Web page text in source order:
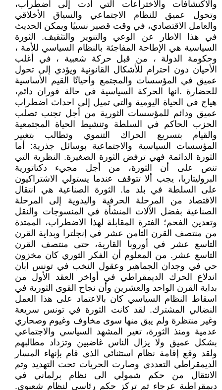
والاكتشافات والاختراعات التي أدت إلى اضطراب،
وتحول عميق للنظام الاجتماعي والسياق الأخلاقي
والعامل الاقتصادي، في وقت قصير نسبيًا ويمكن الحديث
في هذا الاطار عن الوعي والتنوير والتثقيف. الثورة
السياسية هي الإطاحة المفاجئة بالنظام السياسي للأمة ،
وحكومة الدولة ، من قبل حركة شعبية ، في أغلب
الأحيان دون احترام للأشكال القانونية ويؤدي إلى تحول
عميق في المؤسسات والمجتمع وأحيانًا القيم الأساسية
للحضارة .انها الحركة السياسية في حالة فوران دائم،
هياج في الحياة اليومية والتي تميل إلى احداث اضطراب
عميق ودائم للمؤسسات الثورية من أجل تجنب تصلب
الحزب الحاكم في السلطة وتنشيط الحياة المجتمعية
والقيام بتسريع الحراك التنموي وتطالب بتغيير
المؤسسات السياسية والاجتماعية بوسائل جذرية: أما
الثورة الدائمة فهي ترفض الثورة الصغيرة. النظرية التي
تنص على أن الثورة، من أجل مجيء دكتاتورية
البروليتاريا، يجب ألا تتوقف عندما يستولي الاشتراكيون
على السلطة في بلد ما. الثورة الصناعية هي انتقال
الاقتصاد من المرحلة الحرفية واليدوية إلى المرحلة
الصناعية بفضل الآلات المنشأة في المنسوجات والنقل
وتعدين الفحم؛ الفترة المقابلة لهذا الاضطراب، الممتدة
من منتصف القرن الثامن عشر في إنجلترا وبداية القرن
التاسع عشر في أوروبا القارية، حتى منتصف القرن
التاسع عشر. من المعلوم أن الفكر الثوري كان مخزون
حي في وجدان الجماهير وعقول النخب في تونس ابان
اندلاع الحرك الديمقراطي في أواخر العقد الأول من
بداية القرن الواحد والعشرين وأن نجاح القوى الثورية في
اسقاط النظام السياسي كان بالاعتماد على هذا العمل
النضالي المشترك. لقد كانت الثورة في تونس سريعة
وغير منتظرة ولم يبق منها سوى مخاوف وغيوم وصحاري
عدمية ومنذ الثورة، تغير المشهد السياسي والاجتماعي
بشكل عميق ولا يزال الناس غاضبين وتزداد مطالبهم
ولقد وقع إقامة نظام استثنائي الذي قام بإنهاء المسار
الديمقراطي التعددي وصارت الحريات تحت التهديد وتم
الانتقال من حكم شمولي الى نظام برلماني في
ديمقراطية عرجاء ثم تركز حكم رئاسي لنظام شعبوي.